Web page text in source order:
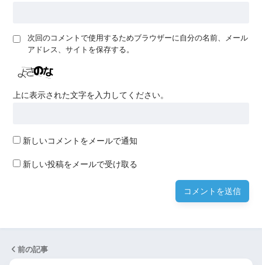
次回のコメントで使用するためブラウザーに自分の名前、メール
アドレス、サイトを保存する。
上に表示された文字を入力してください。
新しいコメントをメールで通知
新しい投稿をメールで受け取る
前の記事